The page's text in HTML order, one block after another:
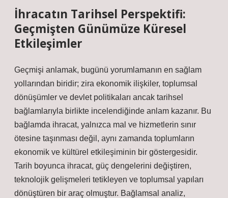
İhracatın Tarihsel Perspektifi:
Geçmişten Günümüze Küresel
Etkileşimler
Geçmişi anlamak, bugünü yorumlamanın en sağlam
yollarından biridir; zira ekonomik ilişkiler, toplumsal
dönüşümler ve devlet politikaları ancak tarihsel
bağlamlarıyla birlikte incelendiğinde anlam kazanır. Bu
bağlamda ihracat, yalnızca mal ve hizmetlerin sınır
ötesine taşınması değil, aynı zamanda toplumların
ekonomik ve kültürel etkileşiminin bir göstergesidir.
Tarih boyunca ihracat, güç dengelerini değiştiren,
teknolojik gelişmeleri tetikleyen ve toplumsal yapıları
dönüştüren bir araç olmuştur. Bağlamsal analiz,